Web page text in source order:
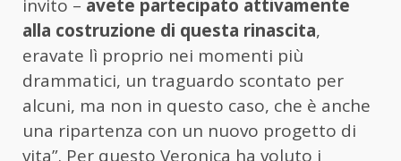
invito – avete partecipato attivamente
alla costruzione di questa rinascita,
eravate lì proprio nei momenti più
drammatici, un traguardo scontato per
alcuni, ma non in questo caso, che è anche
una ripartenza con un nuovo progetto di
vita”. Per questo Veronica ha voluto i